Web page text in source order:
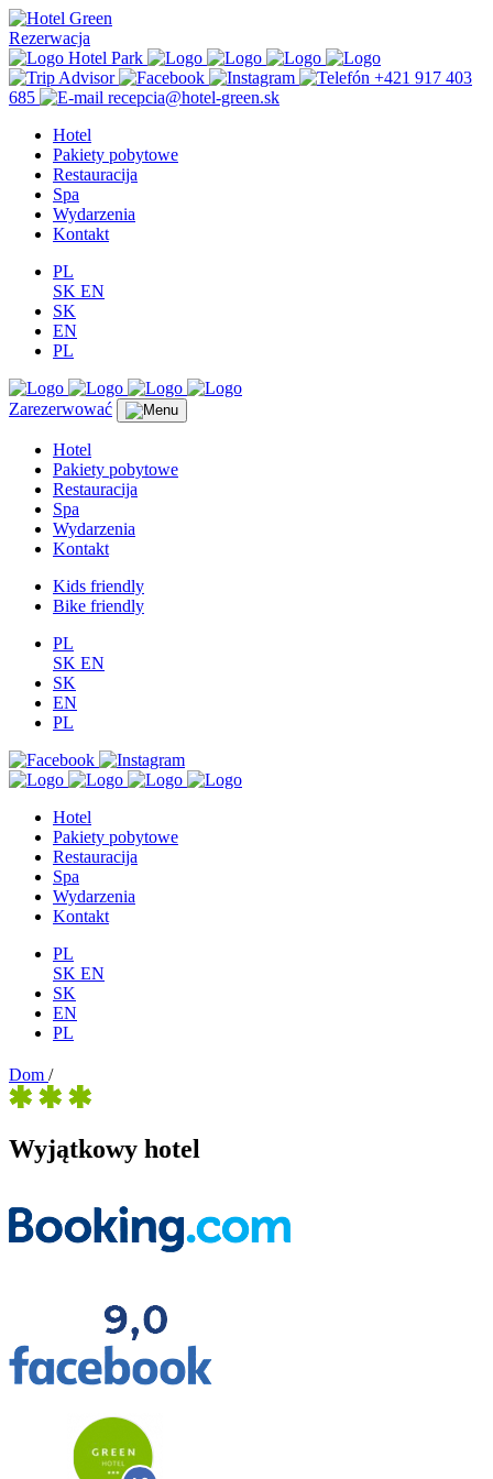
Rezerwacja
+421 917 403
685
recepcia@hotel-green.sk
Hotel
Pakiety pobytowe
Restauracija
Spa
Wydarzenia
Kontakt
PL
SK EN
SK
EN
PL
Zarezerwować
Hotel
Pakiety pobytowe
Restauracija
Spa
Wydarzenia
Kontakt
Kids friendly
Bike friendly
PL
SK EN
SK
EN
PL
Hotel
Pakiety pobytowe
Restauracija
Spa
Wydarzenia
Kontakt
PL
SK EN
SK
EN
PL
Dom /
Wyjątkowy hotel